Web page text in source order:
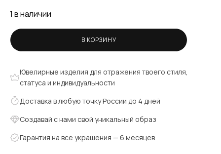
1 в наличии
В КОРЗИНУ
Ювелирные изделия для отражения твоего стиля,
статуса и индивидуальности
Доставка в любую точку России до 4 дней
Создавай с нами свой уникальный образ
Гарантия на все украшения — 6 месяцев